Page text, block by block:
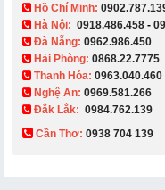
​ Hồ Chí Minh:
Hà Nội: 0918.486.458 -
Đà Nẵng: 0962.986.450
Hải Phòng: 0868.22.7775
Thanh Hóa: 0963.040.460
Nghệ An: 0969.581.266
Đắk Lắk: 0984.762.139
Cần Thơ: 0938 704 139​